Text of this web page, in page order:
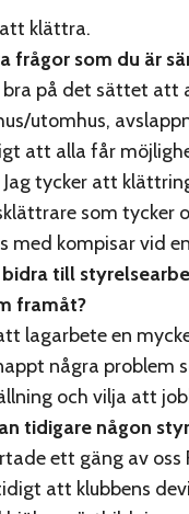
klättra.
frågor som du är
på det sättet att
utomhus,
att alla får
tycker att
som tycker
med kompisar vid
bidra till
framåt?
lagarbete en
några problem
och vilja att
tidigare någon
ett gäng av
att klubbens